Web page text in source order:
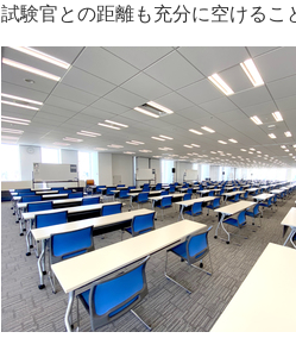
試験官との距離も充分に空けるこ